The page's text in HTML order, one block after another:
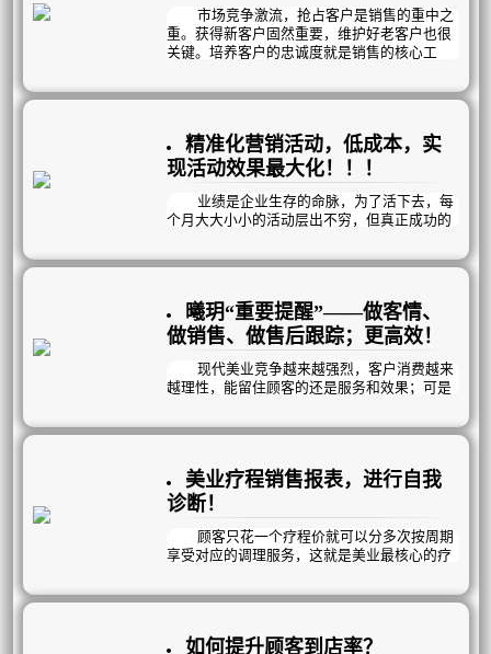
与其用“努力”自我感动，不如用“科学的策
略”打一场有准备的冲刺战！
市场竞争激流，抢占客户是销售的重中之
重。获得新客户固然重要，维护好老客户也很
关键。培养客户的忠诚度就是销售的核心工
精准化营销活动，低成本，实
现活动效果最大化！！！
业绩是企业生存的命脉，为了活下去，每
个月大大小小的活动层出不穷，但真正成功的
不够吸引人、专业不到位、话术不过关……；
客的特定需求而逐渐被淘汰；“精准”被广泛运
用。
曦玥“重要提醒”——做客情、
做销售、做售后跟踪；更高效！
现代美业竞争越来越强烈，客户消费越来
越理性，能留住顾客的还是服务和效果；可是
就不能很好的跟踪到位。
踪；更轻松更高效！曦玥每天定时发送“待办事
项提醒”到员工手机，指引你的员工高效完成对
应工作！
美业疗程销售报表，进行自我
诊断！
顾客只花一个疗程价就可以分多次按周期
享受对应的调理服务，这就是美业最核心的疗
那么，在我们众多的疗程项目当中，哪些
客消费实力和我们对顾客需求的挖掘程度；顾
如何提升顾客到店率？